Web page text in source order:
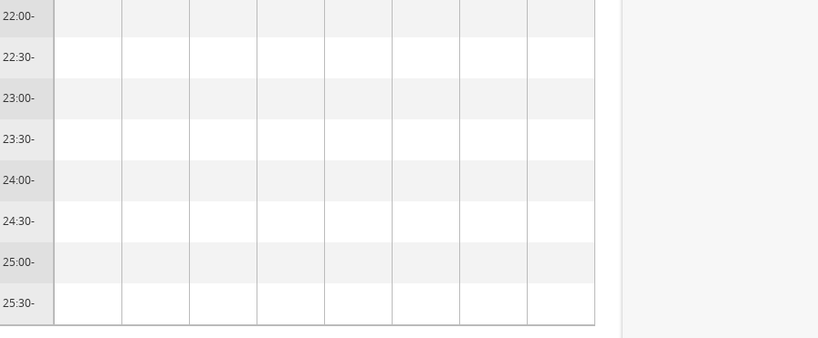
22:00-
22:30-
23:00-
23:30-
24:00-
24:30-
25:00-
25:30-